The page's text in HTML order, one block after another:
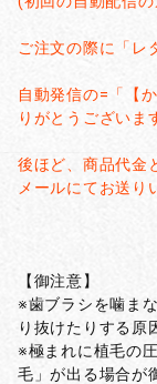
ご注文の際に「レ
自動発信の=「【
りがとうございま
後ほど、商品代金
メールにてお送り
【御注意】
※歯ブラシを噛ま
り抜けたりする原
※極まれに植毛の
毛」が出る場合が